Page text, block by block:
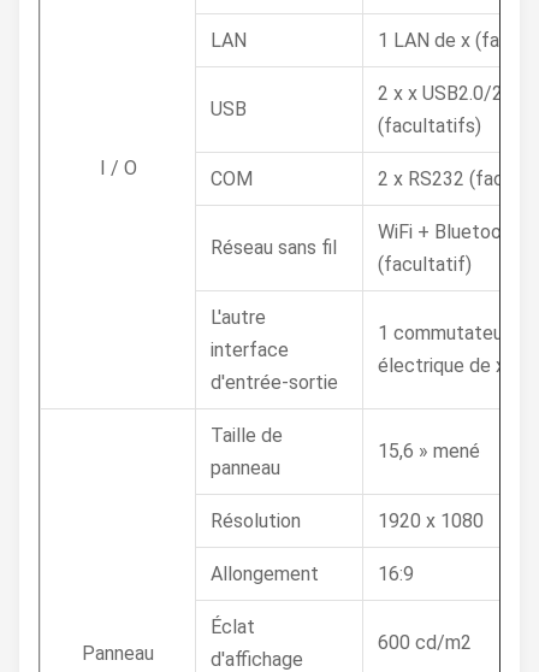
I / O
LAN 1 LAN de x
USB
2 x x USB2.0/2
(facultatifs)
COM 2 x RS232
Réseau sans fil
WiFi + Bluetooth
(facultatif)
L'autre
interface
d'entrée-sortie
1 commutateur
électrique de x
Panneau
Taille de
panneau
15,6 » mené
Résolution 1920 x 1080
Allongement 16:9
Éclat
d'affichage
600 cd/m2